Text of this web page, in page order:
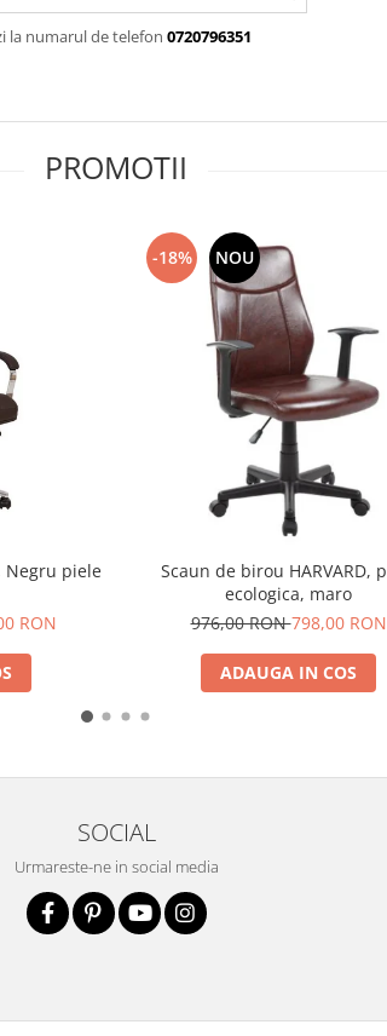
la numarul de telefon 0720796351
PROMOTII
Negru piele
RON
-18% NOU
Scaun de birou HARVARD,
ecologica, maro
976,00 RON798,00 RON
ADAUGA IN COS
SOCIAL
Urmareste-ne in social media